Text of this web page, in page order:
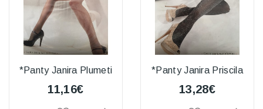
*Panty Janira Plumeti
11,16€
*Panty Janira Priscila
13,28€